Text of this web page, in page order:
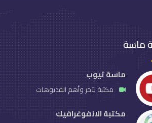
ماسة
ماسة تيوب
مكتبة لآخر وأهم الفديوهات
مكتبة الانفوغرافيك